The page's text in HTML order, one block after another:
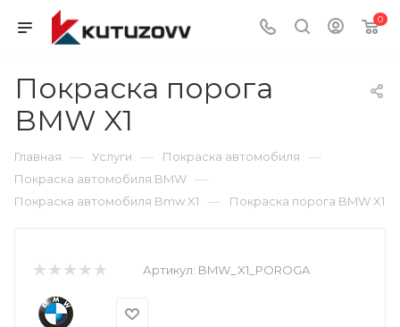
0
Покраска порога
BMW X1
Главная — Услуги — Покраска автомобиля —
Покраска автомобиля BMW —
Покраска автомобиля Bmw X1 — Покраска порога BMW X1
Артикул: BMW_X1_POROGA